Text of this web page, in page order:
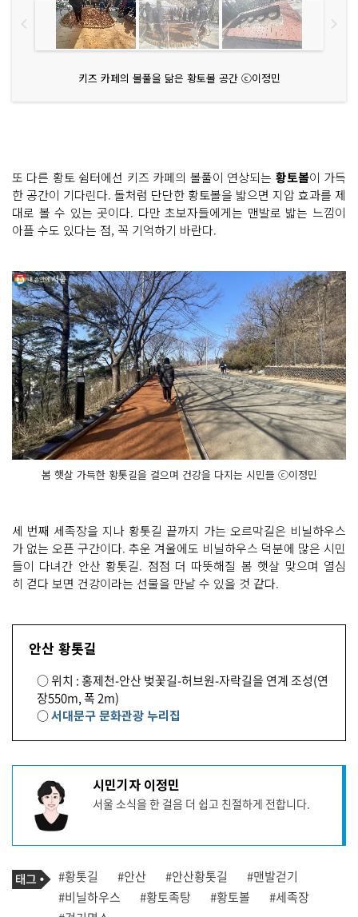
키즈 카페의 볼풀을 닮은 황토볼 공간 ⓒ이정민
또 다른 황토 쉼터에선 키즈 카페의 볼풀이 연상되는 황토볼이 가득
한 공간이 기다린다. 돌처럼 단단한 황토볼을 밟으면 지압 효과를 제
대로 볼 수 있는 곳이다. 다만 초보자들에게는 맨발로 밟는 느낌이
아플 수도 있다는 점, 꼭 기억하기 바란다.
봄 햇살 가득한 황톳길을 걸으며 건강을 다지는 시민들 ⓒ이정민
세 번째 세족장을 지나 황톳길 끝까지 가는 오르막길은 비닐하우스
가 없는 오픈 구간이다. 추운 겨울에도 비닐하우스 덕분에 많은 시민
들이 다녀간 안산 황톳길. 점점 더 따뜻해질 봄 햇살 맞으며 열심
히 걷다 보면 건강이라는 선물을 만날 수 있을 것 같다.
안산 황톳길
○ 위치 : 홍제천-안산 벚꽃길-허브원-자락길을 연계 조성(연
장550m, 폭 2m)
○서대문구 문화관광 누리집
프
필
시민기자 이정민
서울 소식을 한 걸음 더 쉽고 친절하게 전합니다.
기
사
관
련
태
그
#황톳길 #안산 #안산황톳길
#맨발걷기
#비닐하우스
#황토족탕 #황토볼
#세족장